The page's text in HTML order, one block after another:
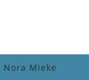
Nora Mieke